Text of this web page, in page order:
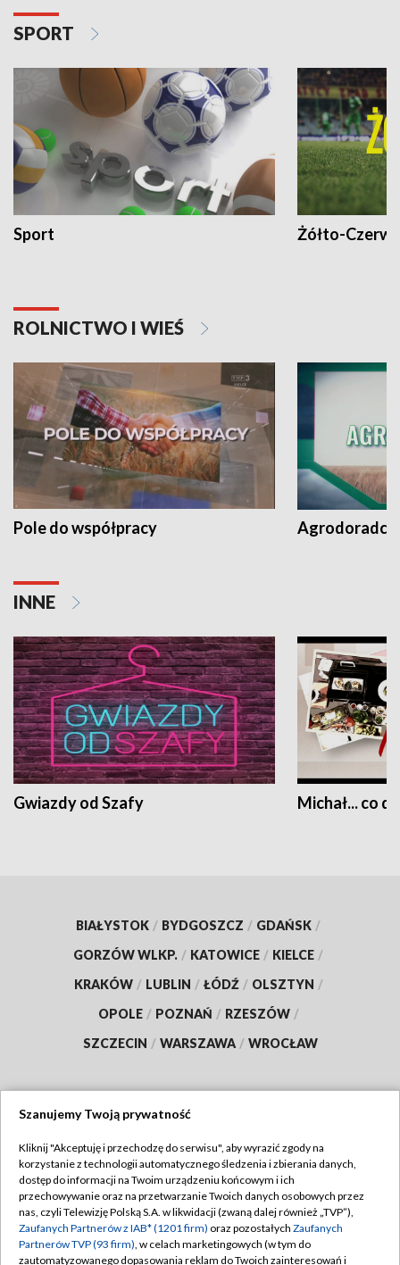
SPORT
Sport Żółto-
ROLNICTWO I WIEŚ
Pole do współpracy Agrodoradcy
INNE
Gwiazdy od Szafy Michał... co
BIAŁYSTOK / BYDGOSZCZ / GDAŃSK /
GORZÓW WLKP. / KATOWICE / KIELCE /
KRAKÓW / LUBLIN / ŁÓDŹ / OLSZTYN /
OPOLE / POZNAŃ / RZESZÓW /
SZCZECIN / WARSZAWA / WROCŁAW
TVP
Abonament TVP
Emisja w TVP
Centrum informacji TVP
Regulamin TVP
Polityka prywatności
Moje zgody
Szanujemy Twoją prywatność
Kliknij "Akceptuję i przechodzę do serwisu", aby wyrazić zgody na
korzystanie z technologii automatycznego śledzenia i zbierania danych,
dostęp do informacji na Twoim urządzeniu końcowym i ich
przechowywanie oraz na przetwarzanie Twoich danych osobowych przez
nas, czyli Telewizję Polską S.A. w likwidacji (zwaną dalej również „TVP”),
Zaufanych Partnerów z IAB* (1201 firm) oraz pozostałych Zaufanych
Partnerów TVP (93 firm), w celach marketingowych (w tym do
zautomatyzowanego dopasowania reklam do Twoich zainteresowań i